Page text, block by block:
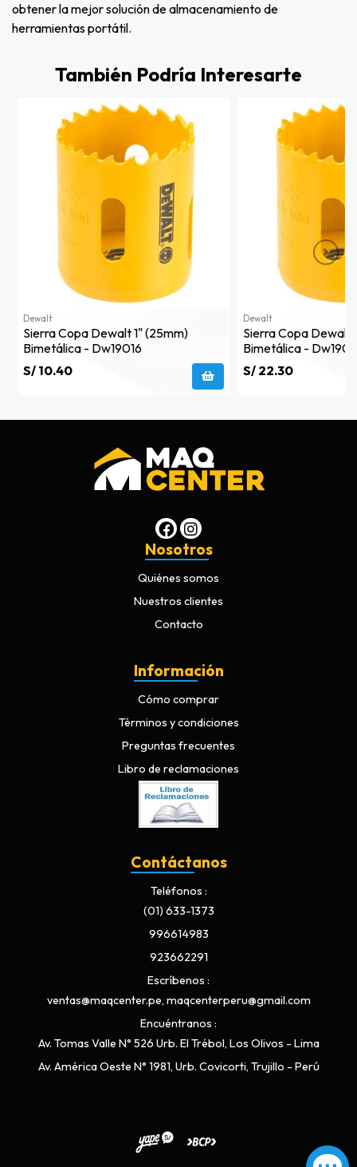
obtener la mejor solución de almacenamiento de
herramientas portátil.
También Podría Interesarte
Dewalt
Sierra Copa Dewalt 1" (25mm)
Bimetálica - Dw19016
S/ 10.40
Dewalt
Sierra Copa Dewalt
Bimetálica -
S/ 22.30
Nosotros
Quiénes somos
Nuestros clientes
Contacto
Información
Cómo comprar
Términos y condiciones
Preguntas frecuentes
Libro de reclamaciones
Contáctanos
Teléfonos
(01) 633-1373
996614983
923662291
Escríbenos
ventas@maqcenter.pe, maqcenterperu@gmail.com
Encuéntranos
Av. Tomas Valle N° 526 Urb. El Trébol, Los Olivos - Lima
Av. América Oeste N° 1981, Urb. Covicorti, Trujillo - Perú